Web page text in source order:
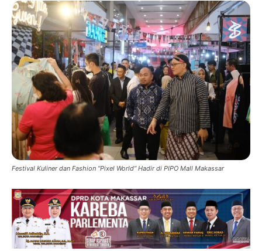
Festival Kuliner dan Fashion “Pixel World” Hadir di PIPO Mall Makassar